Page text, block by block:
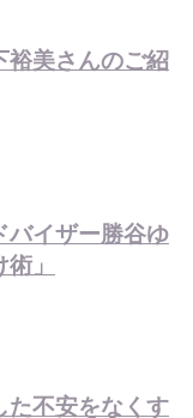
美さんのご紹
バイザー勝谷ゆ
」
た不安をなくす